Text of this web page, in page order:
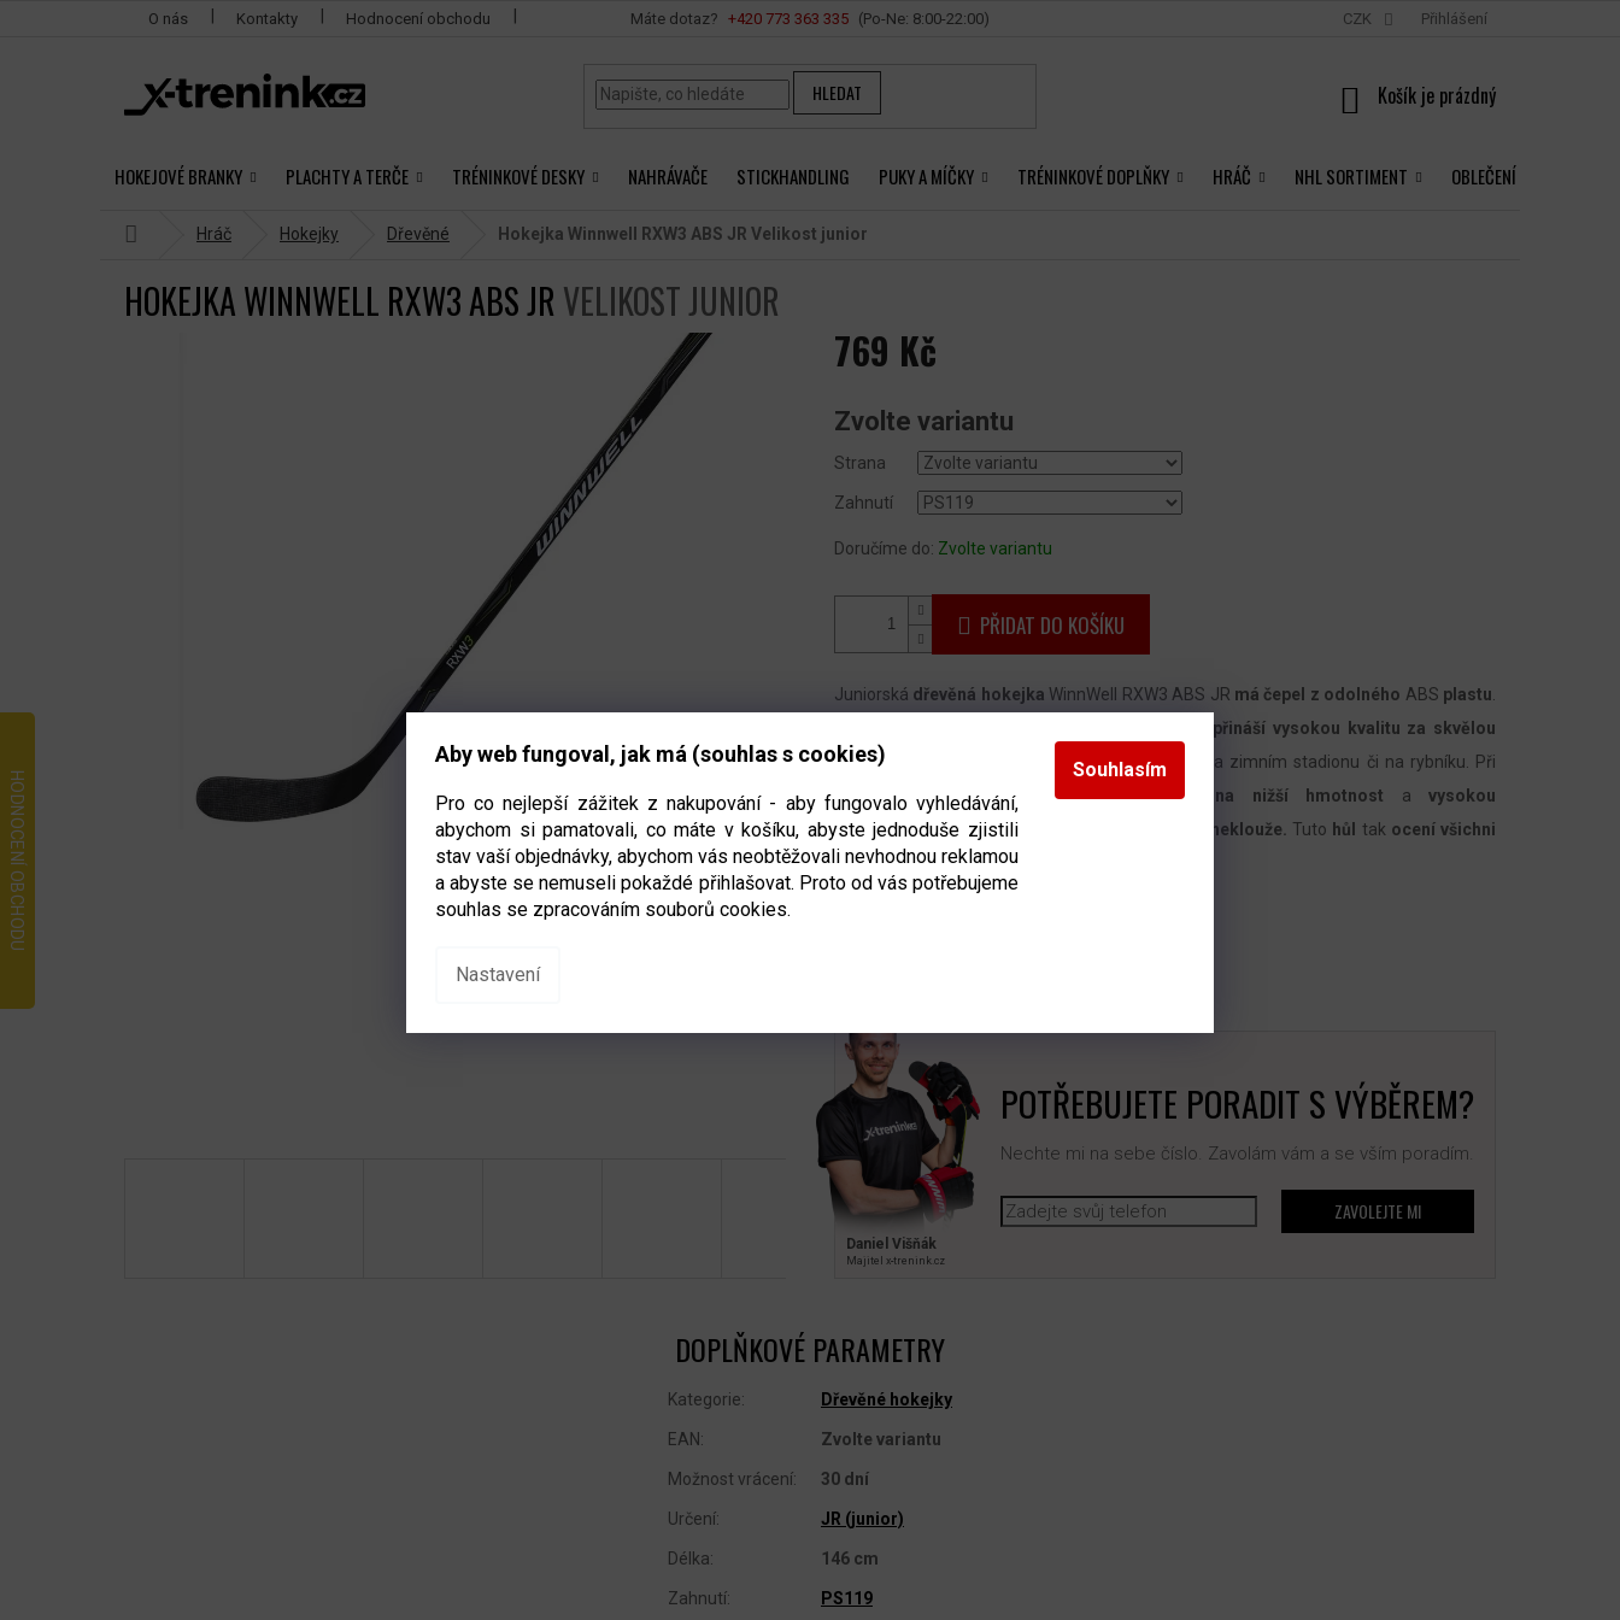
Aby web fungoval, jak má (souhlas s cookies)
Pro co nejlepší zážitek z nakupování - aby fungovalo vyhledávání,
abychom si pamatovali, co máte v košíku, abyste jednoduše zjistili
stav vaší objednávky, abychom vás neobtěžovali nevhodnou reklamou
a abyste se nemuseli pokaždé přihlašovat. Proto od vás potřebujeme
souhlas se zpracováním souborů cookies.
Nastavení
Souhlasím
+420 ‭773 363 335
O nás Kontakty Hodnocení obchodu Vše o nákupu CZK Přihlášení
HLEDAT
NÁKUPNÍ
HOKEJOVÉ BRANKY PLACHTY A TERČE TRÉNINKOVÉ DESKY NAHRÁVAČE STICKHANDLING PUKY A MÍČKY TRÉNINKOVÉ DOPLŇKY HRÁČ NHL SORTIMENT OBLEČENÍ
Hráč Hokejky Dřevěné Hokejka Winnwell RXW3 ABS JR Velikost junior
HOKEJKA WINNWELL RXW3 ABS JR VELIKOST JUNIOR
769 Kč
cena:
Zvolte variantu
Strana
Zahnutí
Doručíme do: Zvolte variantu
PŘIDAT DO KOŠÍKU
Juniorská dřevěná hokejka WinnWell RXW3 ABS JR má čepel z odolného ABS plastu
přináší vysokou kvalitu za skvělou
cenu. Je možné ji využít ať už mezi mantinely na zimním stadionu či na rybníku. Při
výrobě byl kladen velkýdůrazzejména na nižší hmotnost a vysokou
odolnosthokejky. Hokejka a neklouže. Tuto hůl tak ocení všichni
hobby hráči a rekreační hokejisté.
Daniel Višňák
Majitel x‑trenink.cz
POTŘEBUJETE PORADIT S VÝBĚREM?
Nechte mi na sebe číslo. Zavolám vám a se vším poradím.
ZAVOLEJTE MI
DOPLŇKOVÉ PARAMETRY
Kategorie: Dřevěné hokejky
EAN: Zvolte variantu
Možnost vrácení: 30 dní
Určení: JR (junior)
Délka: 146 cm
Zahnutí: PS119